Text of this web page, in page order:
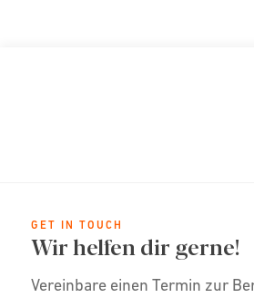
GET IN TOUCH
Wir helfen dir gerne!
Vereinbare einen Termin zur